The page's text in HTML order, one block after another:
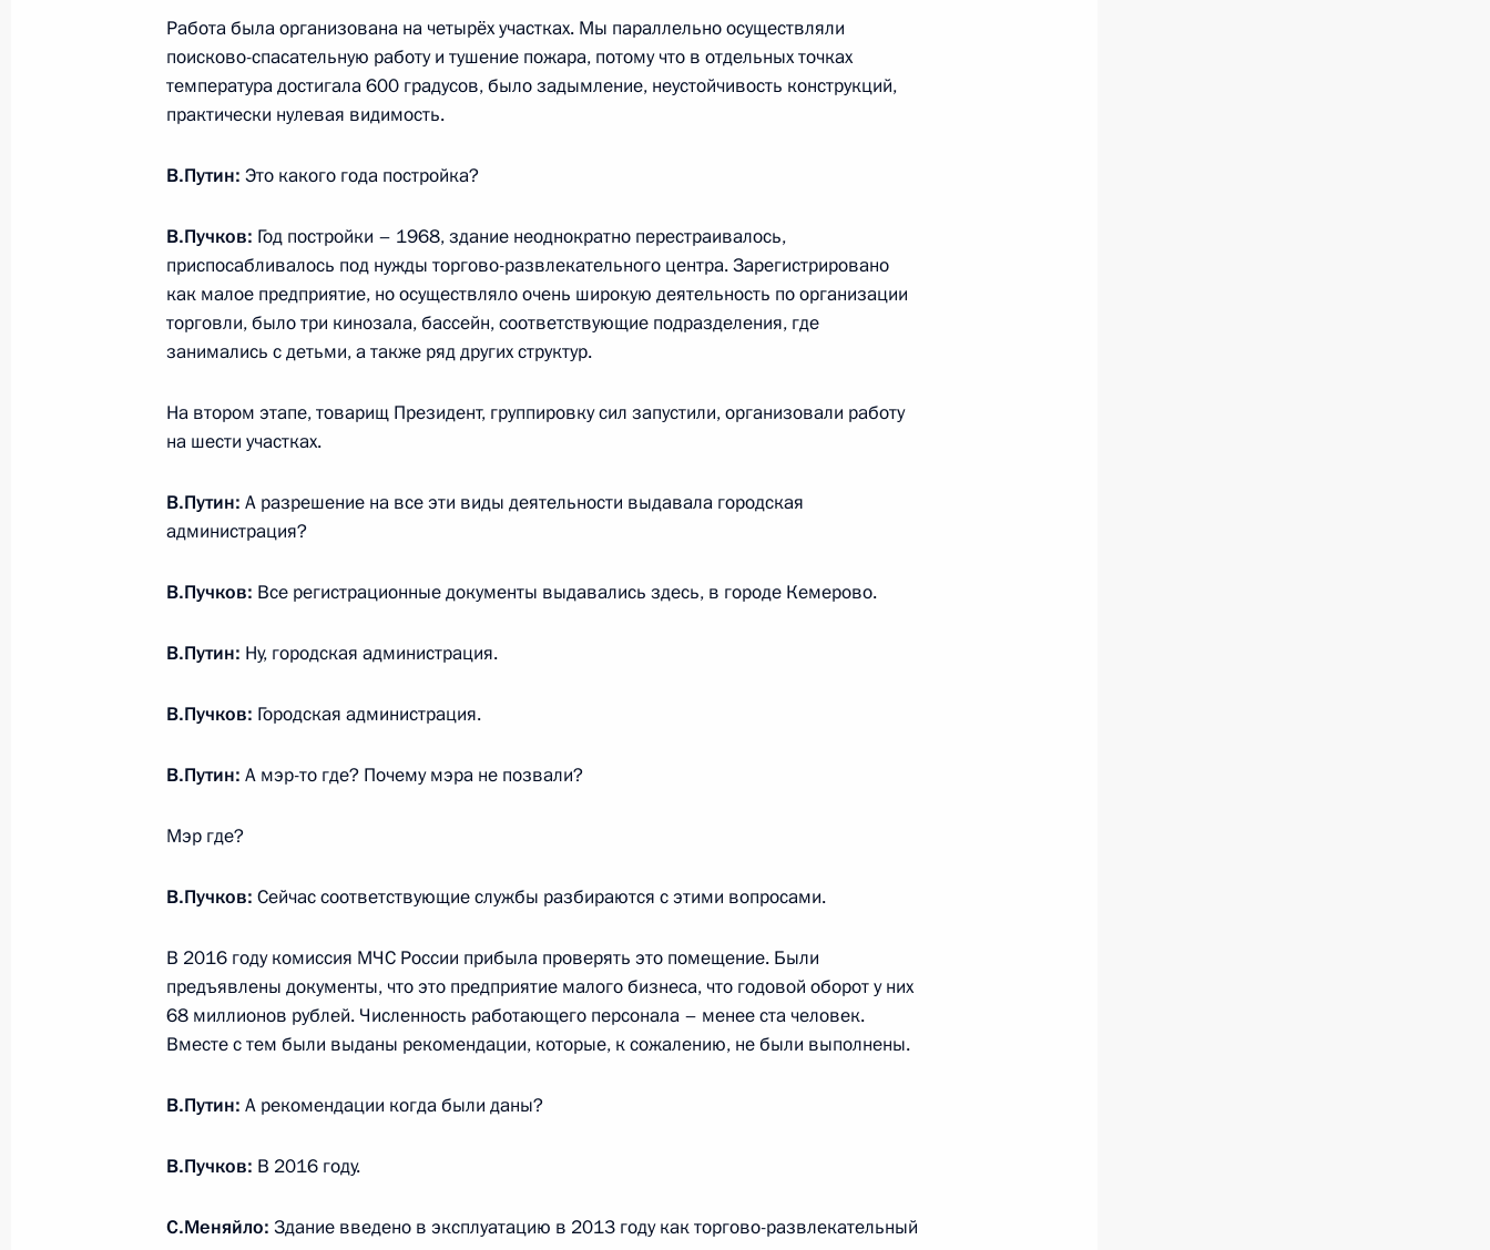
Встреча с инициативной группой граждан в Кемерове
27 марта 2018 года, 08:20 Кемерово
в Кемерове
Совещание о ликвидации последствий пожара в Кемерове
27 марта 2018 года, 07:15 Кемерово
27 марта 2018 года, 05:50 Кемерово
26 марта 2018 года, понедельник
Телефонный разговор с Президентом Бразилии Мишелом
26 марта 2018 года, 21:00
Показать предыдущие материалы
Встреча с военнослужащими Военно-Морского Флота
Работа была организована на четырёх участках. Мы параллельно осуществляли
поисково-спасательную работу и тушение пожара, потому что в отдельных точках
температура достигала 600 градусов, было задымление, неустойчивость конструкций,
практически нулевая видимость.
В.Путин: Это какого года постройка?
В.Пучков: Год постройки – 1968, здание неоднократно перестраивалось,
приспосабливалось под нужды торгово-развлекательного центра. Зарегистрировано
как малое предприятие, но осуществляло очень широкую деятельность по организации
торговли, было три кинозала, бассейн, соответствующие подразделения, где
занимались с детьми, а также ряд других структур.
На втором этапе, товарищ Президент, группировку сил запустили, организовали работу
на шести участках.
В.Путин: А разрешение на все эти виды деятельности выдавала городская
администрация?
В.Пучков: Все регистрационные документы выдавались здесь, в городе Кемерово.
В.Путин: Ну, городская администрация.
В.Пучков: Городская администрация.
В.Путин: А мэр-то где? Почему мэра не позвали?
Мэр где?
В.Пучков: Сейчас соответствующие службы разбираются с этими вопросами.
В 2016 году комиссия МЧС России прибыла проверять это помещение. Были
предъявлены документы, что это предприятие малого бизнеса, что годовой оборот у них
68 миллионов рублей. Численность работающего персонала – менее ста человек.
Вместе с тем были выданы рекомендации, которые, к сожалению, не были выполнены.
В.Путин: А рекомендации когда были даны?
В.Пучков: В 2016 году.
С.Меняйло: Здание введено в эксплуатацию в 2013 году как торгово-развлекательный